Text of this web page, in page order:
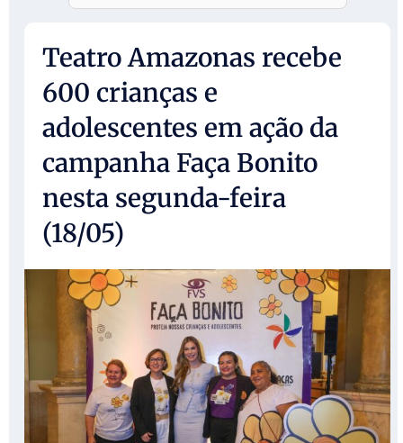
Teatro Amazonas recebe
600 crianças e
adolescentes em ação da
campanha Faça Bonito
nesta segunda-feira
(18/05)